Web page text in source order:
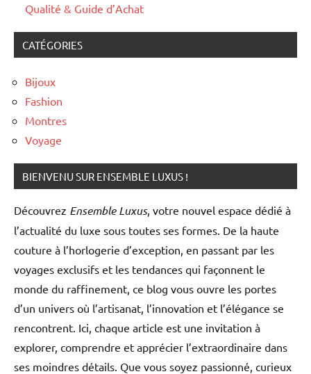
Qualité & Guide d’Achat
CATÉGORIES
Bijoux
Fashion
Montres
Voyage
BIENVENU SUR ENSEMBLE LUXUS !
Découvrez Ensemble Luxus, votre nouvel espace dédié à
l’actualité du luxe sous toutes ses formes. De la haute
couture à l’horlogerie d’exception, en passant par les
voyages exclusifs et les tendances qui façonnent le
monde du raffinement, ce blog vous ouvre les portes
d’un univers où l’artisanat, l’innovation et l’élégance se
rencontrent. Ici, chaque article est une invitation à
explorer, comprendre et apprécier l’extraordinaire dans
ses moindres détails. Que vous soyez passionné, curieux